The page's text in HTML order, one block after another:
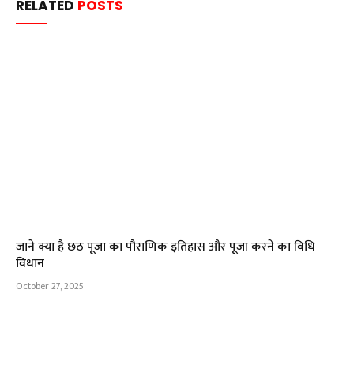
RELATED POSTS
जाने क्या है छठ पूजा का पौराणिक इतिहास और पूजा करने का विधि
विधान
October 27, 2025